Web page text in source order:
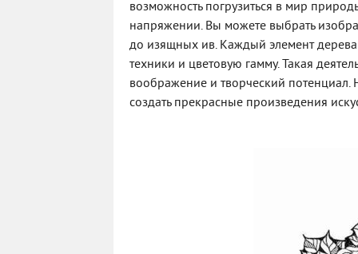
возможность погрузиться в мир
напряжении. Вы можете выбрать
до изящных ив. Каждый элемент дерева
техники и цветовую гамму. Такая
воображение и творческий потенциал.
создать прекрасные произведения